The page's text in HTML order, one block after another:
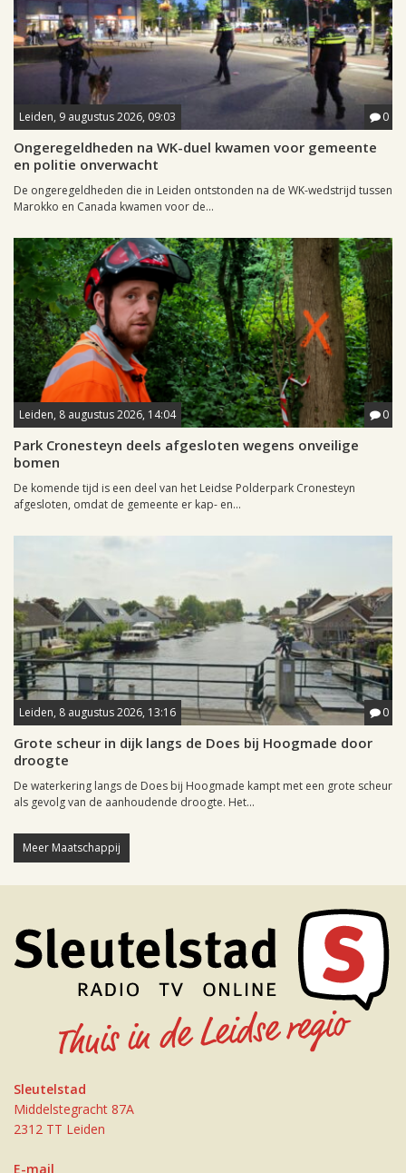
Leiden, 9 augustus 2026, 09:03 0
Ongeregeldheden na WK-duel kwamen voor gemeente
en politie onverwacht
De ongeregeldheden die in Leiden ontstonden na de WK-wedstrijd tussen
Marokko en Canada kwamen voor de...
Leiden, 8 augustus 2026, 14:04 0
Park Cronesteyn deels afgesloten wegens onveilige
bomen
De komende tijd is een deel van het Leidse Polderpark Cronesteyn
afgesloten, omdat de gemeente er kap- en...
Leiden, 8 augustus 2026, 13:16 0
Grote scheur in dijk langs de Does bij Hoogmade door
droogte
De waterkering langs de Does bij Hoogmade kampt met een grote scheur
als gevolg van de aanhoudende droogte. Het...
Meer Maatschappij
Sleutelstad
Middelstegracht 87A
2312 TT Leiden
E-mail